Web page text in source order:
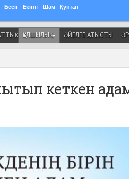
Бесін Екінті Шам Құптан
ҚҰЛШЫЛЫҚ ӘЙЕЛГЕ ҚАТЫСТЫ
кеткен